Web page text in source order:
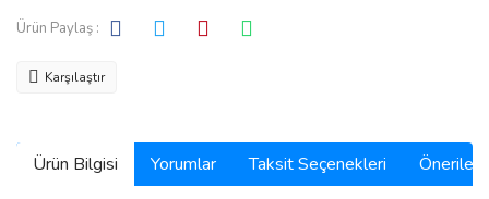
Ürün Paylaş :
Karşılaştır
Ürün Bilgisi Yorumlar Taksit Seçenekleri